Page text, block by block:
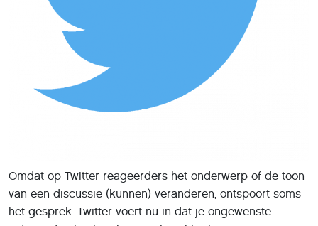
Omdat op Twitter reageerders het onderwerp of de toon
van een discussie (kunnen) veranderen, ontspoort soms
het gesprek. Twitter voert nu in dat je ongewenste